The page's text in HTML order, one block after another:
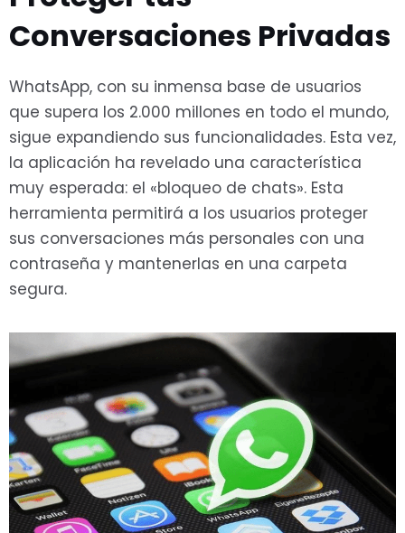
Conversaciones Privadas
WhatsApp, con su inmensa base de usuarios
que supera los 2.000 millones en todo el mundo,
sigue expandiendo sus funcionalidades. Esta vez,
la aplicación ha revelado una característica
muy esperada: el «bloqueo de chats». Esta
herramienta permitirá a los usuarios proteger
sus conversaciones más personales con una
contraseña y mantenerlas en una carpeta
segura.